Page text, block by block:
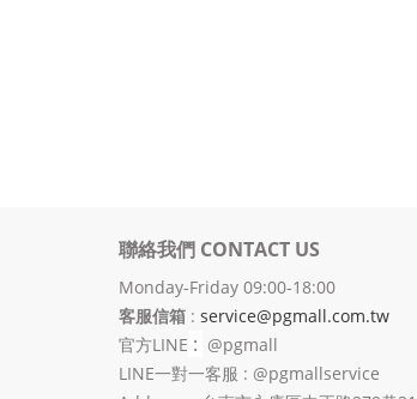
聯絡我們 CONTACT US
Monday-Friday 09:00-18:00
客服信箱 : service@pgmall.com.tw
官方LINE : @pgmall
LINE一對一客服 : @pgmallservice